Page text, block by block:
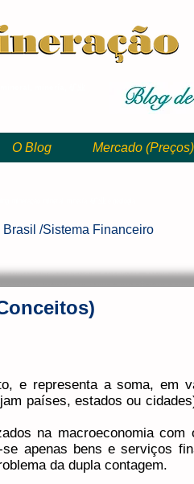
O Blog Mercado (Preços)
Brasil /Sistema Financeiro
e representa a soma, em
países, estados ou
na macroeconomia
apenas bens e serviços
da dupla contagem.